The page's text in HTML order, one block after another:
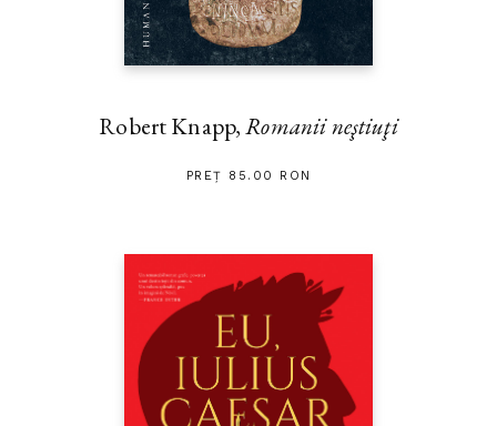
Robert Knapp,Romanii neştiuţi
PREȚ 85.00 RON